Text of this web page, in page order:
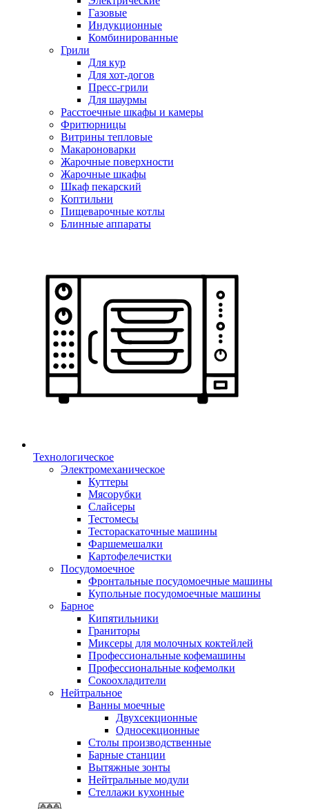
Газовые
Индукционные
Комбинированные
Грили
Для кур
Для хот-догов
Пресс-грили
Для шаурмы
Расстоечные шкафы и камеры
Фритюрницы
Витрины тепловые
Макароноварки
Жарочные поверхности
Жарочные шкафы
Шкаф пекарский
Коптильни
Пищеварочные котлы
Блинные аппараты
Технологическое
Электромеханическое
Куттеры
Мясорубки
Слайсеры
Тестомесы
Тестораскаточные машины
Фаршемешалки
Картофелечистки
Посудомоечное
Фронтальные посудомоечные машины
Купольные посудомоечные машины
Барное
Кипятильники
Граниторы
Миксеры для молочных коктейлей
Профессиональные кофемашины
Профессиональные кофемолки
Сокоохладители
Нейтральное
Ванны моечные
Двухсекционные
Односекционные
Столы производственные
Барные станции
Вытяжные зонты
Нейтральные модули
Стеллажи кухонные